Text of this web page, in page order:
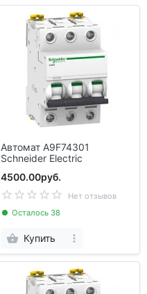
Автомат A9F74301
Schneider Electric
4500.00руб.
Нет отзывов
Осталось 38
Купить